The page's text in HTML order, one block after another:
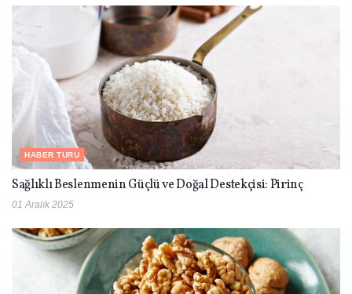
HABER TURU
Sağlıklı Beslenmenin Güçlü ve Doğal Destekçisi: Pirinç
01 Aralık 2025